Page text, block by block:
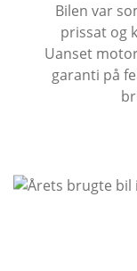
Bilen var
prissat og
Uanset
garanti på